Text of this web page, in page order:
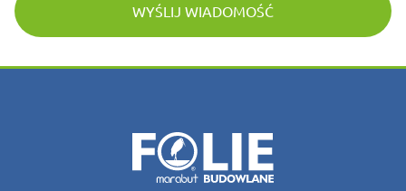
WYŚLIJ WIADOMOŚĆ